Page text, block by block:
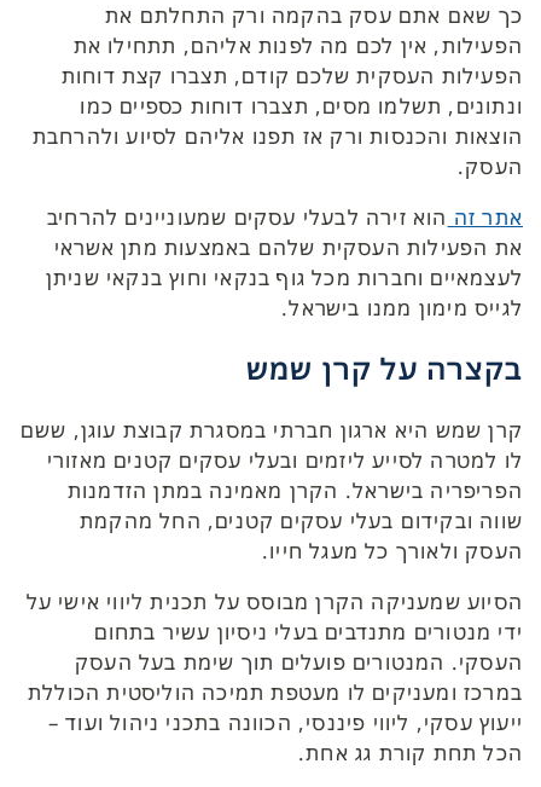
כך שאם אתם עסק בהקמה ורק התחלתם את
הפעילות, אין לכם מה לפנות אליהם, תתחילו את
הפעילות העסקית שלכם קודם, תצברו קצת דוחות
ונתונים, תשלמו מסים, תצברו דוחות כספיים כמו
הוצאות והכנסות ורק אז תפנו אליהם לסיוע ולהרחבת
העסק.
אתר זה הוא זירה לבעלי עסקים שמעוניינים להרחיב
את הפעילות העסקית שלהם באמצעות מתן אשראי
לעצמאיים וחברות מכל גוף בנקאי וחוץ בנקאי שניתן
לגייס מימון ממנו בישראל.
בקצרה על קרן שמש
קרן שמש היא ארגון חברתי במסגרת קבוצת עוגן, ששם
לו למטרה לסייע ליזמים ובעלי עסקים קטנים מאזורי
הפריפריה בישראל. הקרן מאמינה במתן הזדמנות
שווה ובקידום בעלי עסקים קטנים, החל מהקמת
העסק ולאורך כל מעגל חייו.
הסיוע שמעניקה הקרן מבוסס על תכנית ליווי אישי על
ידי מנטורים מתנדבים בעלי ניסיון עשיר בתחום
העסקי. המנטורים פועלים תוך שימת בעל העסק
במרכז ומעניקים לו מעטפת תמיכה הוליסטית הכוללת
ייעוץ עסקי, ליווי פיננסי, הכוונה בתכני ניהול ועוד –
הכל תחת קורת גג אחת.